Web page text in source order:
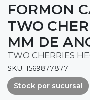
FORMON
TWO
MM DE
TWO CHERRIES
SKU: 1569877877
Stock por sucursal